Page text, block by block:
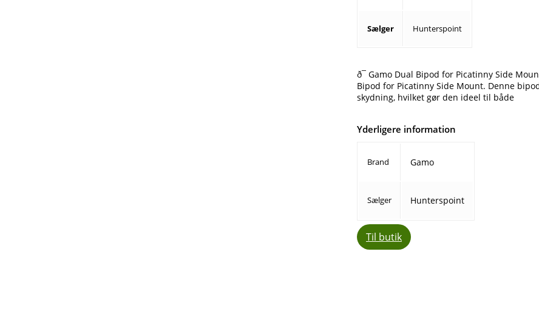
Sælger Hunterspoint
ð¯ Gamo Dual Bipod for Picatinny Side
Bipod for Picatinny Side Mount. Denne
skydning, hvilket gør den ideel til både
Yderligere information
Brand Gamo
Sælger Hunterspoint
Til butik